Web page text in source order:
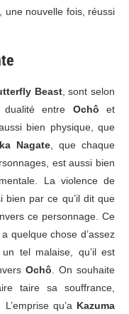
une nouvelle fois, réussi
Beast, sont selon
entre Ochô et
bien physique, que
Nagate , que chaque
est aussi bien
La violence de
bien par ce qu’il dit que
ce personnage. Ce
quelque chose d’assez
tel malaise, qu’il est
Ochô . On souhaite
taire sa souffrance,
qu’a Kazuma